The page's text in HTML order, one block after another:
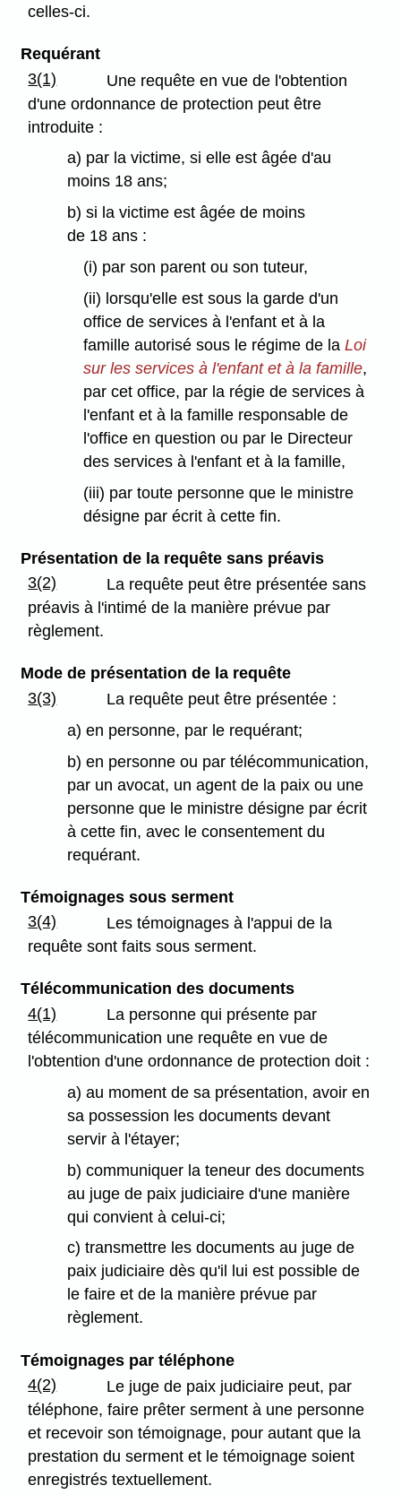
celles-ci.
Requérant
3(1)
Une requête en vue de l'obtention
d'une ordonnance de protection peut être
introduite :
a) par la victime, si elle est âgée d'au
moins 18 ans;
b) si la victime est âgée de moins
de 18 ans :
(i) par son parent ou son tuteur,
(ii) lorsqu'elle est sous la garde d'un
office de services à l'enfant et à la
famille autorisé sous le régime de la Loi
sur les services à l'enfant et à la famille,
par cet office, par la régie de services à
l'enfant et à la famille responsable de
l'office en question ou par le Directeur
des services à l'enfant et à la famille,
(iii) par toute personne que le ministre
désigne par écrit à cette fin.
Présentation de la requête sans préavis
3(2)
La requête peut être présentée sans
préavis à l'intimé de la manière prévue par
règlement.
Mode de présentation de la requête
3(3)
La requête peut être présentée :
a) en personne, par le requérant;
b) en personne ou par télécommunication,
par un avocat, un agent de la paix ou une
personne que le ministre désigne par écrit
à cette fin, avec le consentement du
requérant.
Témoignages sous serment
3(4)
Les témoignages à l'appui de la
requête sont faits sous serment.
Télécommunication des documents
4(1)
La personne qui présente par
télécommunication une requête en vue de
l'obtention d'une ordonnance de protection doit :
a) au moment de sa présentation, avoir en
sa possession les documents devant
servir à l'étayer;
b) communiquer la teneur des documents
au juge de paix judiciaire d'une manière
qui convient à celui-ci;
c) transmettre les documents au juge de
paix judiciaire dès qu'il lui est possible de
le faire et de la manière prévue par
règlement.
Témoignages par téléphone
4(2)
Le juge de paix judiciaire peut, par
téléphone, faire prêter serment à une personne
et recevoir son témoignage, pour autant que la
prestation du serment et le témoignage soient
enregistrés textuellement.